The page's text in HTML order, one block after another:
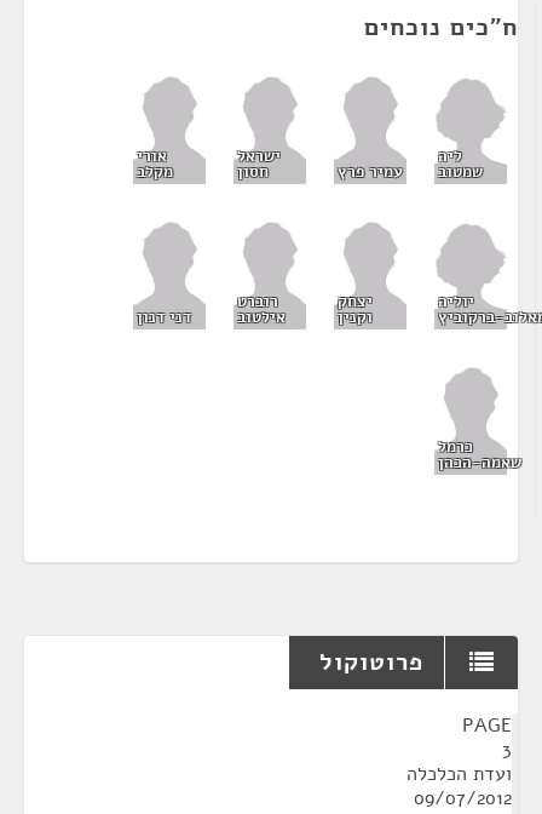
ח"כים נוכחים
ליה
שמטוב עמיר פרץ
ישראל
חסון
אורי
מקלב
יוליה
ברקוביץ
יצחק
וקנין
רוברט
אילטוב דני דנון
כרמל
שאמה-הכהן
פרוטוקול
PAGE
3
ועדת הכלכלה
09/07/2012